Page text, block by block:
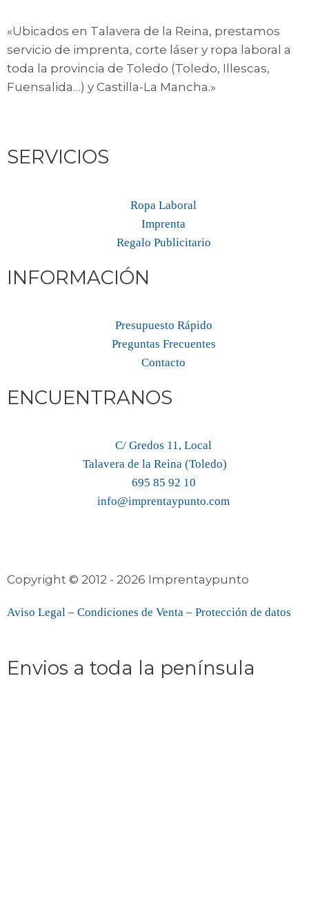
«Ubicados en Talavera de la Reina, prestamos
servicio de imprenta, corte láser y ropa laboral a
toda la provincia de Toledo (Toledo, Illescas,
Fuensalida…) y Castilla-La Mancha.»
SERVICIOS
Ropa Laboral
Imprenta
Regalo Publicitario
INFORMACIÓN
Presupuesto Rápido
Preguntas Frecuentes
Contacto
ENCUENTRANOS
C/ Gredos 11, Local
Talavera de la Reina (Toledo)
695 85 92 10
info@imprentaypunto.com
Copyright © 2012 - 2026 Imprentaypunto
Aviso Legal – Condiciones de Venta – Protección de datos
Envios a toda la península